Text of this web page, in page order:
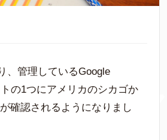
、管理しているGoogle
の1つにアメリカのシカゴか
確認されるようになりまし